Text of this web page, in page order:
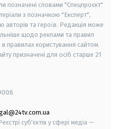
позначені словами "Спецпроєкт"
з позначкою "Експерт",
авторів та героїв. Редакція може
щодо реклами та правил
правилах користування сайтом.
призначені для осіб старше 21
суб'єктів у сфері медіа —